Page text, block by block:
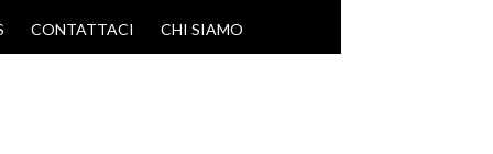
CONTATTACI CHI SIAMO